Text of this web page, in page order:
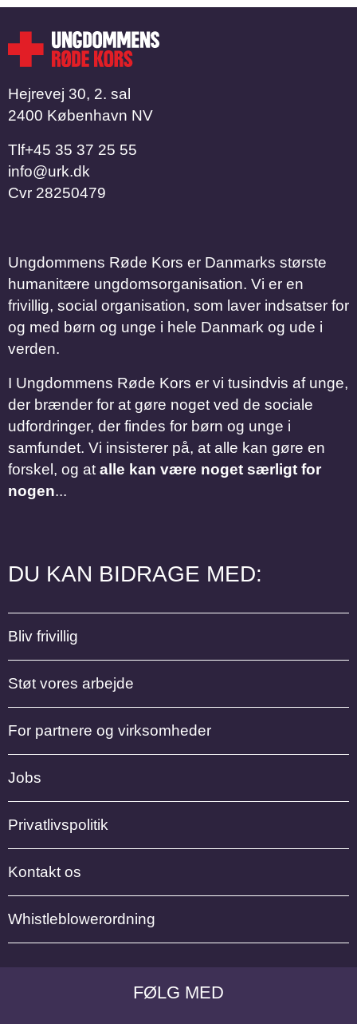
FØLG MED
Hejrevej 30, 2. sal
2400 København NV
Tlf​​​​​​​+45 35 37 25 55
info@urk.dk
Cvr 28250479
Ungdommens Røde Kors er Danmarks største
humanitære ungdomsorganisation. Vi er en
frivillig, social organisation, som laver indsatser for
og med børn og unge i hele Danmark og ude i
verden.
I Ungdommens Røde Kors er vi tusindvis af unge,
der brænder for at gøre noget ved de sociale
udfordringer, der findes for børn og unge i
samfundet. Vi insisterer på, at alle kan gøre en
forskel, og at alle kan være noget særligt for
nogen...
DU KAN BIDRAGE MED:
Bliv frivillig
Støt vores arbejde
For partnere og virksomheder
Jobs
Privatlivspolitik
Kontakt os
Whistleblowerordning